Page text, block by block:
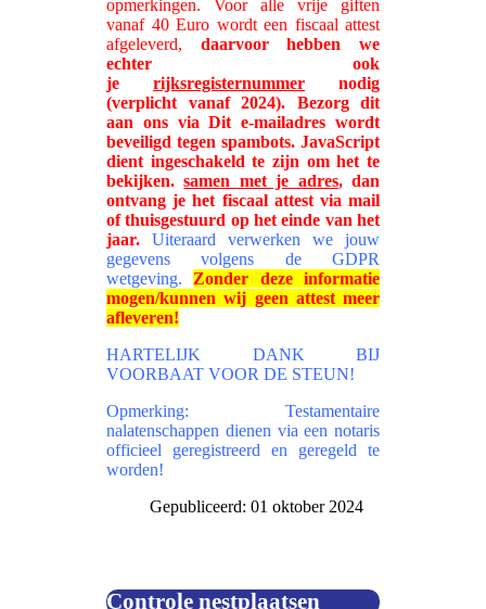
opmerkingen. Voor alle vrije giften
vanaf 40 Euro wordt een fiscaal attest
afgeleverd, daarvoor hebben we
echter ook
je rijksregisternummer nodig
(verplicht vanaf 2024). Bezorg dit
aan ons viaDit e-mailadres wordt
beveiligd tegen spambots. JavaScript
dient ingeschakeld te zijn om het te
bekijken. samen met je adres,dan
ontvang je het fiscaal attest via mail
of thuisgestuurd op het einde van het
jaar. Uiteraard verwerken we jouw
gegevens volgens de GDPR
wetgeving.
Zonder deze informatie
mogen/kunnen wij geen attest meer
afleveren!
HARTELIJK DANK BIJ
VOORBAAT VOOR DE STEUN!
Opmerking: Testamentaire
nalatenschappen dienen via een notaris
officieel geregistreerd en geregeld te
worden!
Gepubliceerd: 01 oktober 2024
Controle nestplaatsen